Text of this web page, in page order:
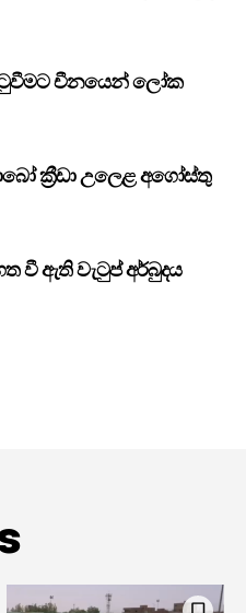
චීනයෙන් ලෝක
ක්‍රීඩා උලෙළ අගෝස්තු
වී ඇති වැටුප් අර්බුදය